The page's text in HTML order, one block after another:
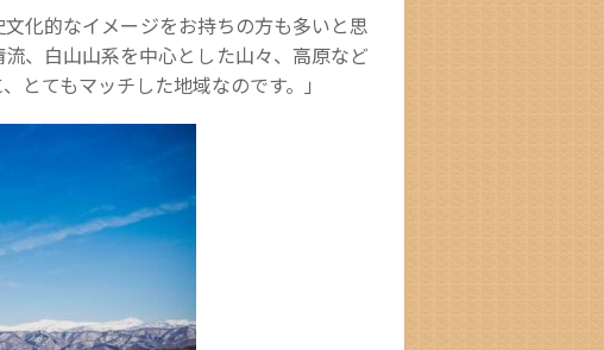
化的なイメージをお持ちの方も多いと思
、白山山系を中心とした山々、高原など
とてもマッチした地域なのです。」